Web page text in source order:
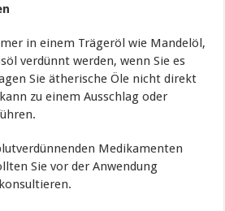
in einem Trägeröl wie Mandelöl,
verdünnt werden, wenn Sie es
Sie ätherische Öle nicht direkt
zu einem Ausschlag oder
Medikamenten
Sie vor der Anwendung